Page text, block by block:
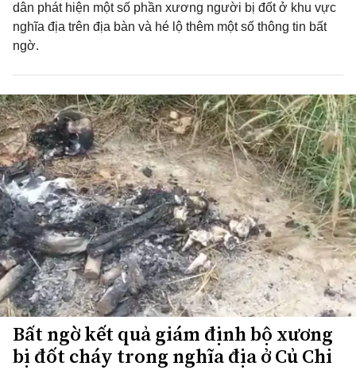
dân phát hiện một số phần xương người bị đốt ở khu vực
nghĩa địa trên địa bàn và hé lộ thêm một số thông tin bất
ngờ.
Bất ngờ kết quả giám định bộ xương
bị đốt cháy trong nghĩa địa ở Củ Chi